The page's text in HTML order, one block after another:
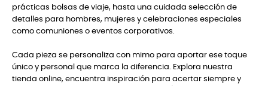
prácticas bolsas de viaje, hasta una cuidada selección de
detalles para hombres, mujeres y celebraciones especiales
como comuniones o eventos corporativos.
Cada pieza se personaliza con mimo para aportar ese toque
único y personal que marca la diferencia. Explora nuestra
tienda online, encuentra inspiración para acertar siempre y